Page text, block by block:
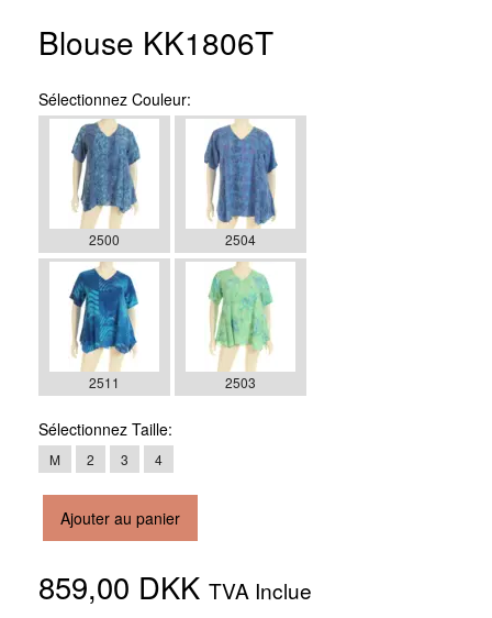
Blouse KK1806T
Sélectionnez Couleur:
2500 2504
2511 2503
Sélectionnez Taille:
M 2 3 4
Ajouter au panier
859,00 DKK TVA Inclue